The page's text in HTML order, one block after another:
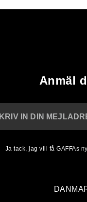
Anmäl
IN DIN
Ja tack, jag vill få GAFFAs